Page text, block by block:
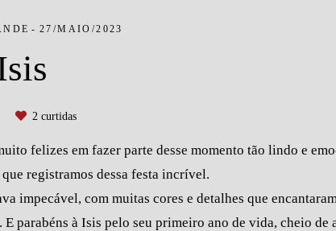
27/MAIO/2023
2curtidas
felizes em fazer parte desse momento tão lindo e
registramos dessa festa incrível.
impecável, com muitas cores e detalhes que
parabéns à Isis pelo seu primeiro ano de vida, cheio de